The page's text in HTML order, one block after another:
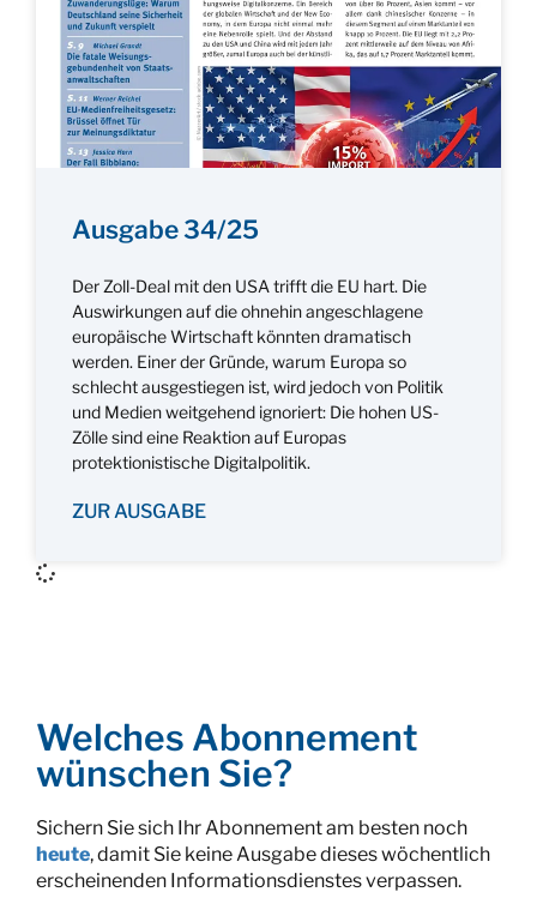
Ausgabe 34/25
Der Zoll-Deal mit den USA trifft die EU hart. Die
Auswirkungen auf die ohnehin angeschlagene
europäische Wirtschaft könnten dramatisch
werden. Einer der Gründe, warum Europa so
schlecht ausgestiegen ist, wird jedoch von Politik
und Medien weitgehend ignoriert: Die hohen US-
Zölle sind eine Reaktion auf Europas
protektionistische Digitalpolitik.
ZUR AUSGABE
Welches Abonnement
wünschen Sie?
Sichern Sie sich Ihr Abonnement am besten noch
heute, damit Sie keine Ausgabe dieses wöchentlich
erscheinenden Informationsdienstes verpassen.